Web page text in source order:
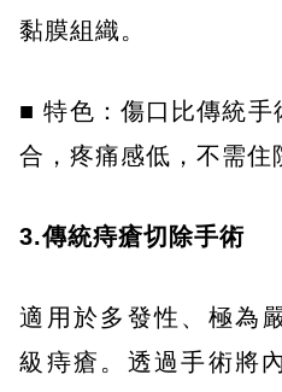
黏膜組織。
■ 特色：傷口比傳統手
合，疼痛感低，不需住
3.傳統痔瘡切除手術
適用於多發性、極為
級痔瘡。透過手術將